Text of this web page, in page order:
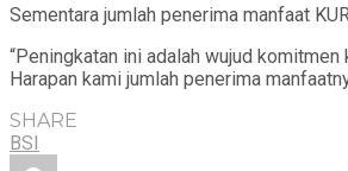
Sementara jumlah penerima manfaat
“Peningkatan ini adalah wujud
Harapan kami jumlah penerima
SHARE
BSI